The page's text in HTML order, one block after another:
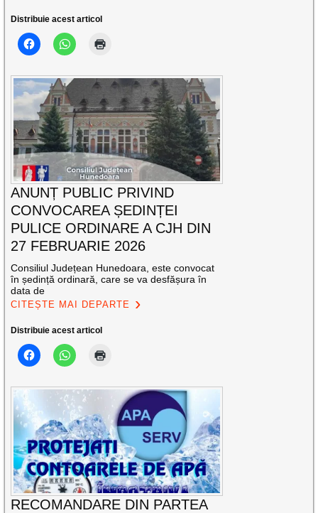
Distribuie acest articol
ANUNȚ PUBLIC PRIVIND
CONVOCAREA ȘEDINȚEI
PULICE ORDINARE A CJH DIN
27 FEBRUARIE 2026
Consiliul Județean Hunedoara, este convocat
în ședință ordinară, care se va desfășura în
data de
CITEȘTE MAI DEPARTE
Distribuie acest articol
RECOMANDARE DIN PARTEA